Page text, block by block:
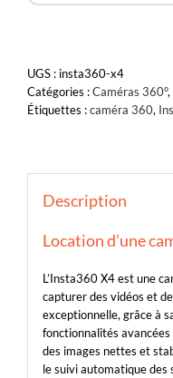
UGS : insta360-x4
Catégories :Caméras 360°,
Étiquettes :caméra 360,
Description
Location d’une
L’Insta360 X4 est une
capturer des vidéos et
exceptionnelle, grâce à
fonctionnalités
des images nettes et
le suivi automatique des